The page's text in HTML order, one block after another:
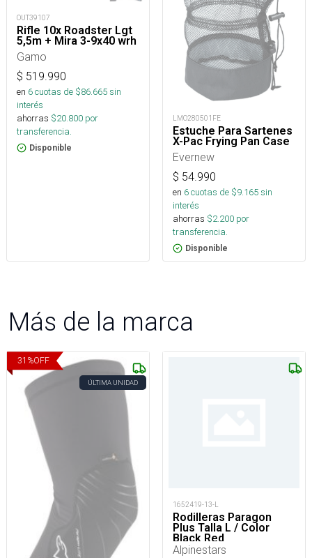
OUT39107
Rifle 10x Roadster Lgt
5,5m + Mira 3-9x40 wrh
Gamo
$ 519.990
en 6cuotas de $86.665sin
interés
ahorras $20.800 por
transferencia.
Disponible
LMO280501FE
Estuche Para Sartenes
X-Pac Frying Pan Case
Evernew
$ 54.990
en 6cuotas de $9.165sin
interés
ahorras $2.200 por
transferencia.
Disponible
Más de la marca
31 %OFF
ÚLTIMA UNIDAD
1652419-13-L
Rodilleras Paragon
Plus Talla L / Color
Black Red
Alpinestars